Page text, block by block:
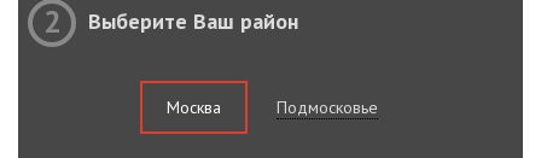
2 Выберите Ваш район
Москва Подмосковье